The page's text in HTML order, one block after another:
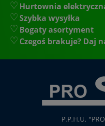
Hurtownia
Szybka wysyłka
Bogaty asortyment
Czegoś brakuje? Daj
P.P.H.U.